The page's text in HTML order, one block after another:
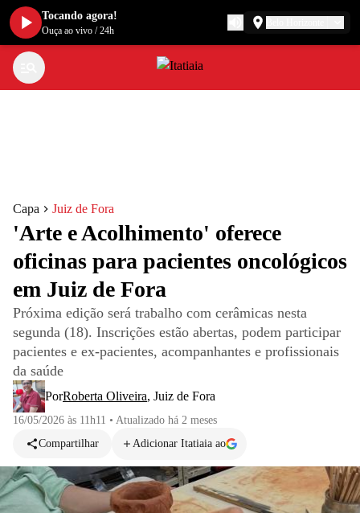
Capa Juiz de Fora
'Arte e Acolhimento' oferece
oficinas para pacientes oncológicos
em Juiz de Fora
Próxima edição será trabalho com cerâmicas nesta
segunda (18). Inscrições estão abertas, podem participar
pacientes e ex-pacientes, acompanhantes e profissionais
da saúde
PorRoberta Oliveira, Juiz de Fora
16/05/2026 às 11h11 • Atualizado há 2 meses
Compartilhar
Adicionar Itatiaia ao
Tocando agora!
Ouça ao vivo /24h